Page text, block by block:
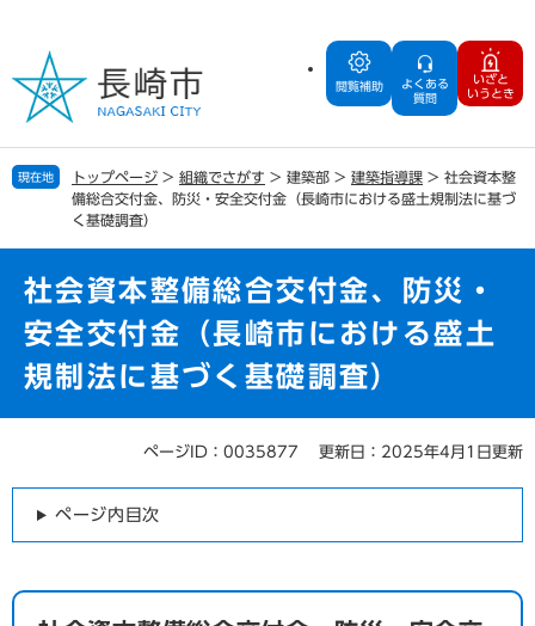
の
で
す
ー
ば
し
閲覧補助
よくある
質問
いざと
いうとき
現在地 トップページ > 組織でさがす > 建築部 > 建築指導課 > 社会資本整
備総合交付金、防災・安全交付金（長崎市における盛土規制法に基づ
く基礎調査）
社会資本整備総合交付金、防災・
安全交付金（長崎市における盛土
規制法に基づく基礎調査）
ページID：0035877 更新日：2025年4月1日更新
ページ内目次